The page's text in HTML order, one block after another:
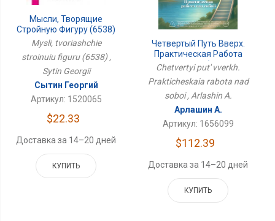
Мысли, Творящие
Стройную Фигуру (6538)
Mysli, tvoriashchie
stroinuiu figuru (6538) ,
Sytin Georgii
Сытин Георгий
Артикул: 1520065
$22.33
Доставка за 14–20 дней
КУПИТЬ
Четвертый Путь Вверх.
Практическая Работа
Над Собой
Chetvertyi put' vverkh.
Prakticheskaia rabota nad
soboi , Arlashin A.
Арлашин А.
Артикул: 1656099
$112.39
Доставка за 14–20 дней
КУПИТЬ